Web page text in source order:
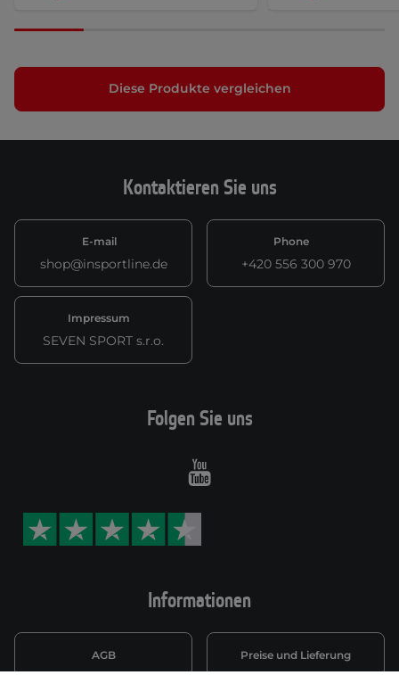
Diese Produkte vergleichen
Kontaktieren Sie uns
E-mail
shop@insportline.de
Phone
+420 556 300 970
Impressum
SEVEN SPORT s.r.o.
Informationen
AGB Preise und Lieferung
Folgen Sie uns
Youtube